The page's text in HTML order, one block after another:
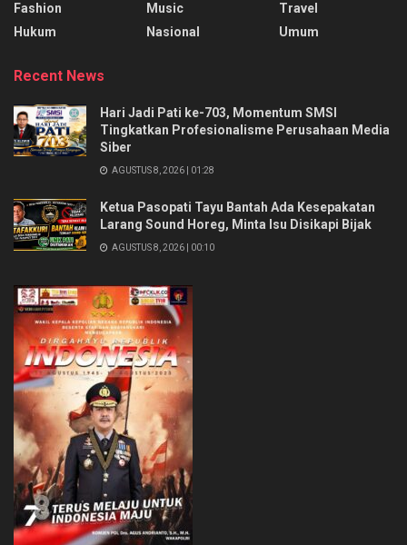
Fashion
Hukum
Music
Nasional
Travel
Umum
Recent News
Hari Jadi Pati ke-703, Momentum SMSI
Tingkatkan Profesionalisme Perusahaan Media
Siber
AGUSTUS 8, 2026 | 01:28
Ketua Pasopati Tayu Bantah Ada Kesepakatan
Larang Sound Horeg, Minta Isu Disikapi Bijak
AGUSTUS 8, 2026 | 00:10